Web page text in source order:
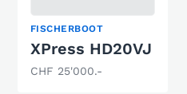
FISCHERBOOT
XPress HD20VJ
CHF 25'000.-